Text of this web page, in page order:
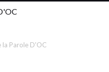
la Parole D'OC